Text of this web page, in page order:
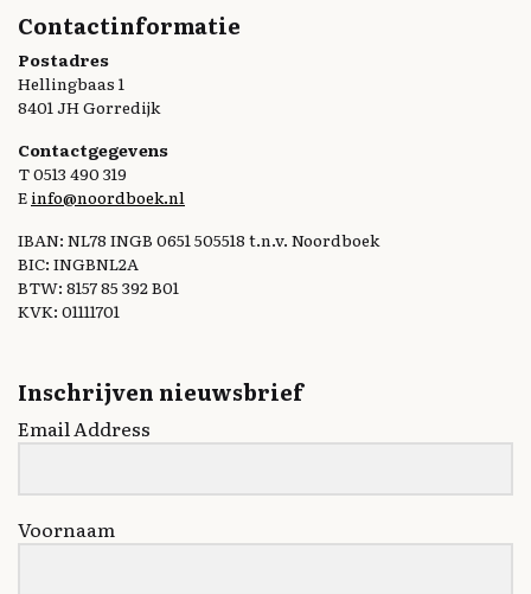
Contactinformatie
Postadres
Hellingbaas 1
8401 JH Gorredijk
Contactgegevens
T 0513 490 319
E info@noordboek.nl
IBAN: NL78 INGB 0651 505518 t.n.v. Noordboek
BIC: INGBNL2A
BTW: 8157 85 392 B01
KVK: 01111701
Inschrijven nieuwsbrief
Email Address
Voornaam